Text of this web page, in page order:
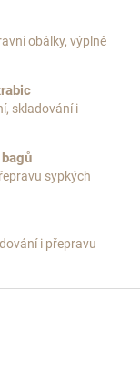
obálky, výplně
skladování i
sypkých
i přepravu